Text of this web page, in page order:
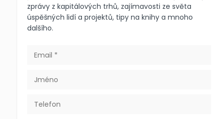
zprávy z kapitálových trhů, zajímavosti ze světa
úspěšných lidí a projektů, tipy na knihy a mnoho
dalšího.